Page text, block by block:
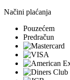
Načini plaćanja
Pouzećem
Predračun